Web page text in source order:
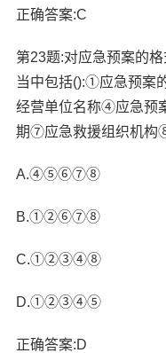
正确答案:C
第23题:对应急预案的
当中包括():①应急预案
经营单位名称④应急预
期⑦应急救援组织机构
A.④⑤⑥⑦⑧
B.①②⑥⑦⑧
C.①②③④⑧
D.①②③④⑤
正确答案:D